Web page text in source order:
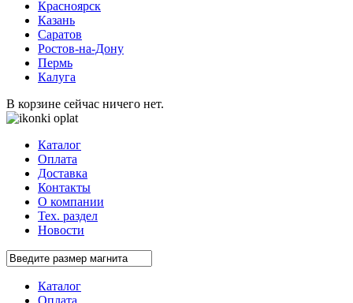
Красноярск
Казань
Саратов
Ростов-на-Дону
Пермь
Калуга
В корзине сейчас ничего нет.
Каталог
Оплата
Доставка
Контакты
О компании
Тех. раздел
Новости
Каталог